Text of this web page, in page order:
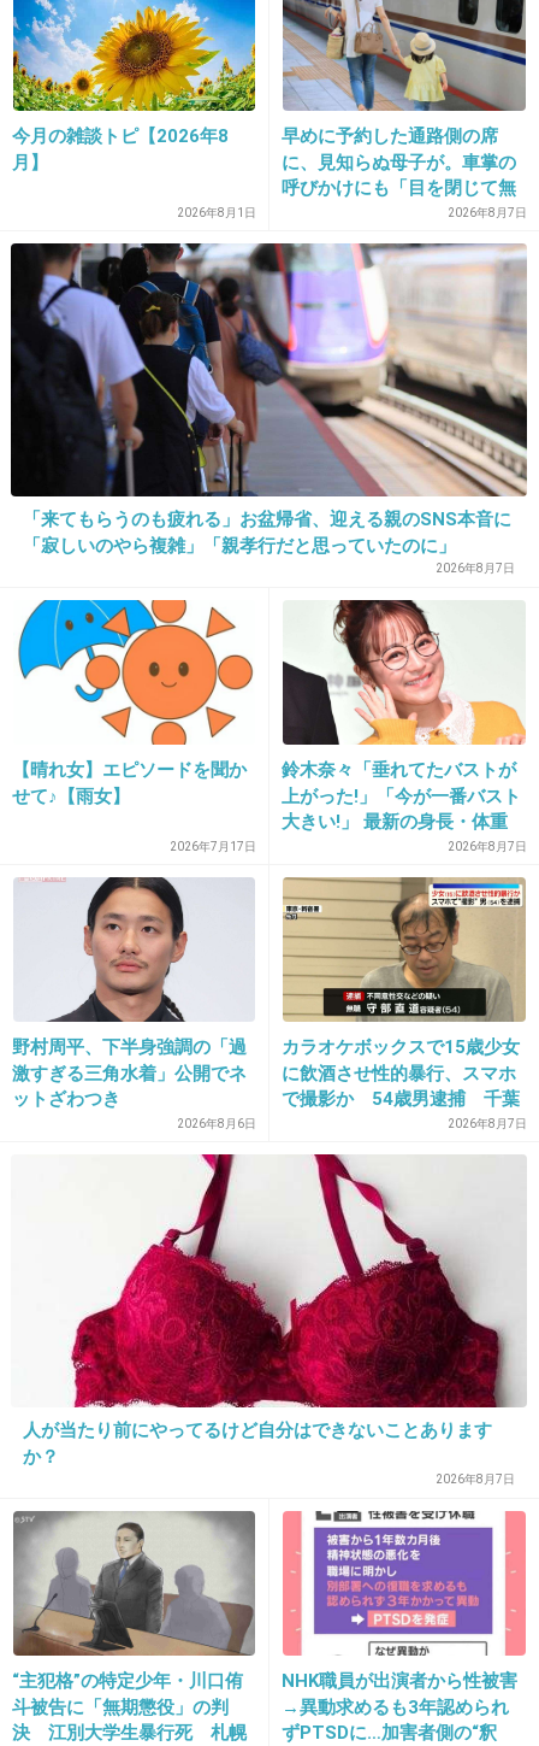
からねえ
出典：img.pics.livedoor.com
+66 -4
22. 匿名2013/02/15(金) 16:45:09
韓国の事情なんかドウデモイイー
+22 -4
2013/02/15(金) 16:46:37
うちは子供のお年玉すぐ子供の口座に貯金して
私の母もお年玉はずっと貯金してくれてたか
ら、お母さんが家計に入れちゃうとか勝手に使
っちゃうって話は冗談だと思ってた。
+15
からしかたない
出典：www.hbrweb.jp
カプサイシン ‐ 通信用語の基礎知識
www.wdic.org
カプサイシンの摂り過ぎは脳へのストレスとなる。個体は過剰なストレス
に晒されると、その回避行動として副腎から神経伝達物質のアドレナリン
などを分泌する。これが過剰な場合、大脳辺縁系の扁桃体や海馬などに損
傷を与えることが知られている。結果、PTSDのような症状を呈するように
なるとされている。これが世界でも朝鮮民族にのみ見られるとされる精神
病、火病(ファッピョン)の原因の一つであると考えられている。
+28
2013/02/15(金) 16:48:33
親がお年玉を奪うことが当たり前の国の人と、
仲良くできる気がしない・・・
+24
26. 匿名 2013/02/15(金) 16:49:22
小学生から親を必死に騙すのが浸透って…さす
がだ韓国
今月の雑談トピ【2026年8
月】
2026年8月1日
早めに予約した通路側の席
に、見知らぬ母子が。車掌の
呼びかけにも「目を閉じて無
視」して居座られました。無
理やり奪われた席は、結局“や
ったもん勝ち”になってしまう
のでしょうか？
2026年8月7日
「来てもらうのも疲れる」お盆帰省、迎える親のSNS本音に
「寂しいのやら複雑」「親孝行だと思っていたのに」
2026年8月7日
【晴れ女】エピソードを聞か
せて♪【雨女】
2026年7月17日
鈴木奈々「垂れてたバストが
上がった!」「今が一番バスト
大きい!」 最新の身長・体重
2026年8月7日
野村周平、下半身強調の「過
激すぎる三角水着」公開でネ
ットざわつき
2026年8月6日
カラオケボックスで15歳少女
に飲酒させ性的暴行、スマホ
で撮影か 54歳男逮捕 千葉
2026年8月7日
人が当たり前にやってるけど自分はできないことあります
か？
2026年8月7日
“主犯格”の特定少年・川口侑
斗被告に「無期懲役」の判
決 江別大学生暴行死 札幌
NHK職員が出演者から性被害
→異動求めるも3年認められ
ずPTSDに…加害者側の“釈